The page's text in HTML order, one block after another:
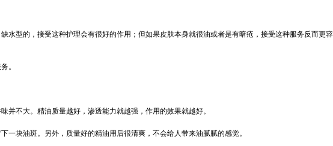
型的，接受这种护理会有很好的作用；但如果皮肤本身就很油或者是有暗疮，接受这种服务反而更容
。
不大。精油质量越好，渗透能力就越强，作用的效果就越好。
块油斑。另外，质量好的精油用后很清爽，不会给人带来油腻腻的感觉。